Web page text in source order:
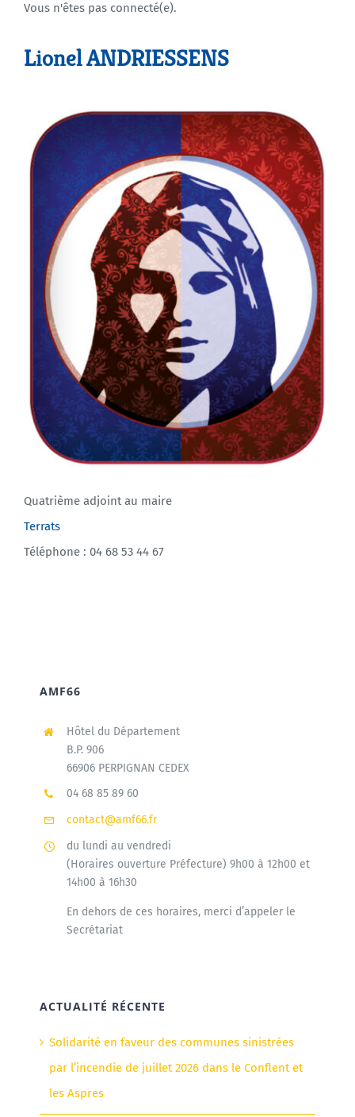
Agenda
Vous n'êtes pas connecté(e).
Lionel ANDRIESSENS
Quatrième adjoint au maire
Terrats
Téléphone : 04 68 53 44 67
AMF66
Hôtel du Département
B.P. 906
66906 PERPIGNAN CEDEX
04 68 85 89 60
contact@amf66.fr
du lundi au vendredi
(Horaires ouverture Préfecture) 9h00 à 12h00 et
14h00 à 16h30
En dehors de ces horaires, merci d’appeler le
Secrétariat
ACTUALITÉ RÉCENTE
Solidarité en faveur des communes sinistrées
par l’incendie de juillet 2026 dans le Conflent et
les Aspres